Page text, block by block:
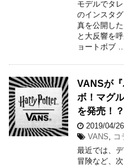
モデルでタ
のインスタ
真を公開し
と大反響を
ョートボブ …
VANSが
ボ！マグ
を発売！？
2019/04/26
VANS
コ
最近では、
冒険など、